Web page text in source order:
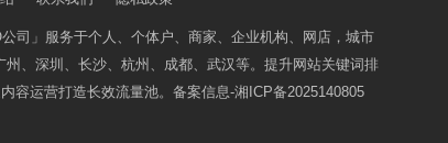
司」 服务于个人、个体户、商家、企业机构、网店，城市
州、深圳、长沙、杭州、成都、武汉等。提升网站关键词排
容运营打造长效流量池。备案信息-湘ICP备2025140805